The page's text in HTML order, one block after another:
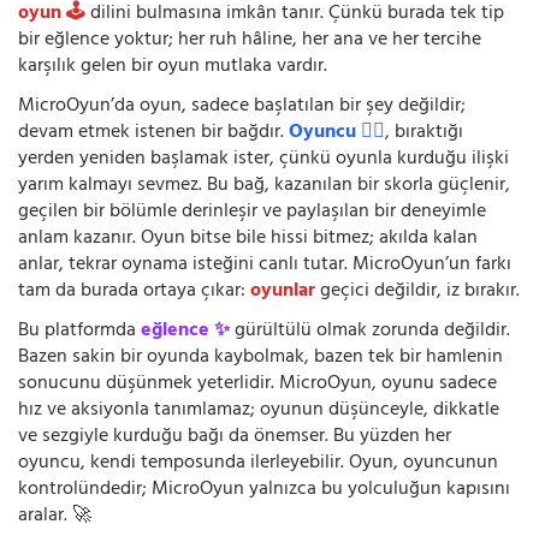
oyun 🕹️dilini bulmasına imkân tanır. Çünkü burada tek tip
bir eğlence yoktur; her ruh hâline, her ana ve her tercihe
karşılık gelen bir oyun mutlaka vardır.
MicroOyun’da oyun, sadece başlatılan bir şey değildir;
devam etmek istenen bir bağdır.Oyuncu 🧍‍♂️, bıraktığı
yerden yeniden başlamak ister, çünkü oyunla kurduğu ilişki
yarım kalmayı sevmez. Bu bağ, kazanılan bir skorla güçlenir,
geçilen bir bölümle derinleşir ve paylaşılan bir deneyimle
anlam kazanır. Oyun bitse bile hissi bitmez; akılda kalan
anlar, tekrar oynama isteğini canlı tutar. MicroOyun’un farkı
tam da burada ortaya çıkar:oyunlargeçici değildir, iz bırakır.
Bu platformdaeğlence ✨gürültülü olmak zorunda değildir.
Bazen sakin bir oyunda kaybolmak, bazen tek bir hamlenin
sonucunu düşünmek yeterlidir. MicroOyun, oyunu sadece
hız ve aksiyonla tanımlamaz; oyunun düşünceyle, dikkatle
ve sezgiyle kurduğu bağı da önemser. Bu yüzden her
oyuncu, kendi temposunda ilerleyebilir. Oyun, oyuncunun
kontrolündedir; MicroOyun yalnızca bu yolculuğun kapısını
aralar. 🚀